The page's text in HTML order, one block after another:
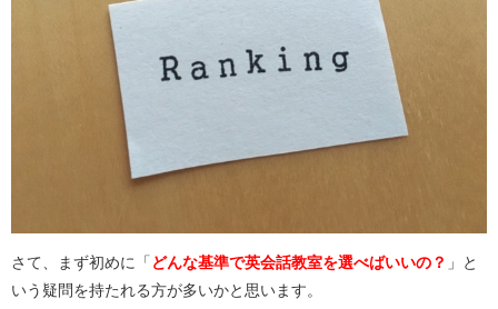
さて、まず初めに「 どんな基準で英会話教室を選べばいいの？ 」と
いう疑問を持たれる方が多いかと思います。